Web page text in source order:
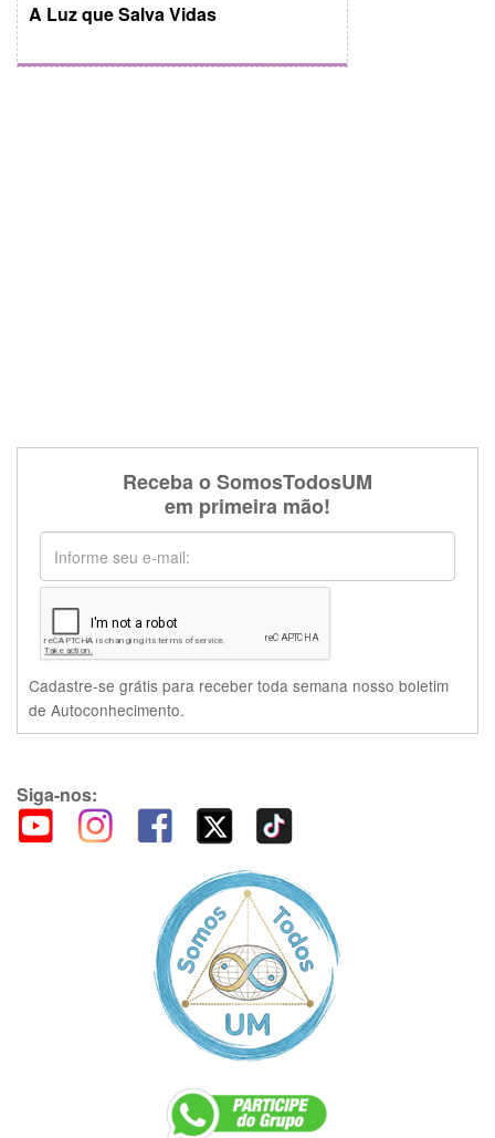
A Luz que Salva Vidas
Receba o SomosTodosUM
em primeira mão!
Cadastre-se grátis para receber toda semana nosso boletim
de Autoconhecimento.
Siga-nos: